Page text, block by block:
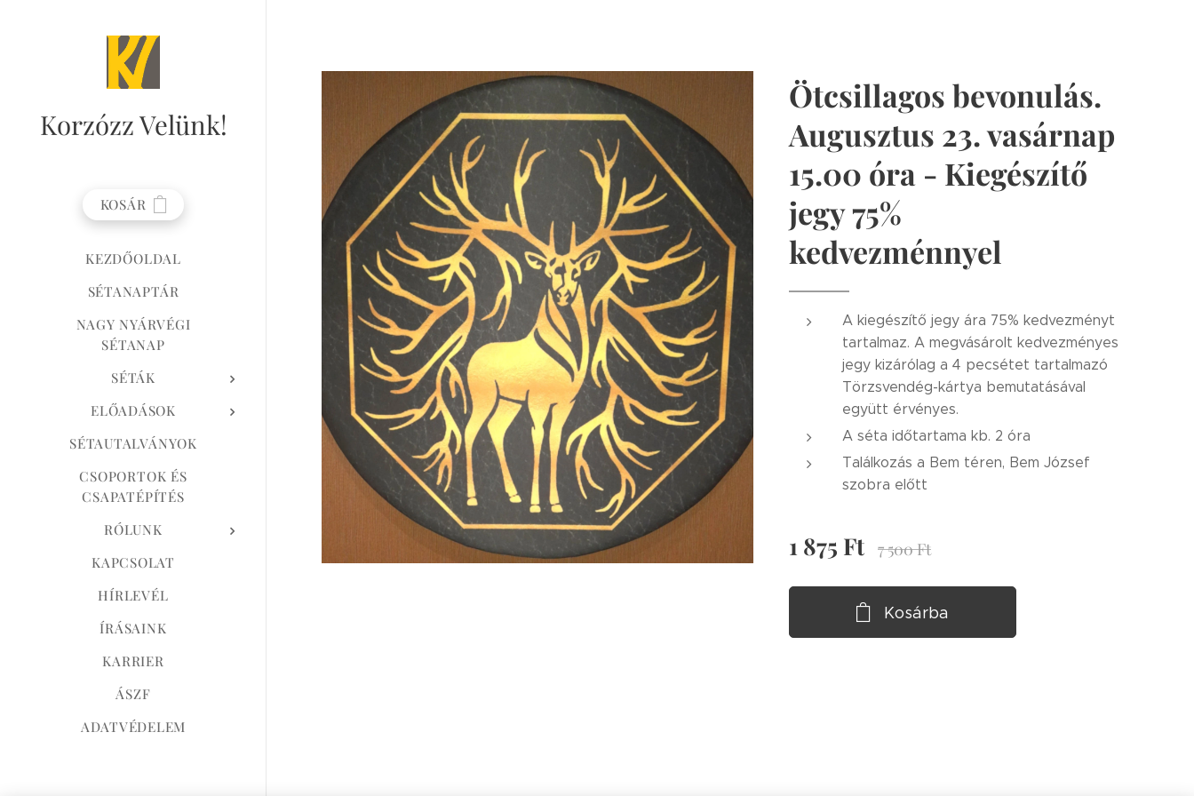
KorzózzVelünk!
KOSÁR
KEZDŐOLDAL
SÉTANAPTÁR
NAGY NYÁRVÉGI
SÉTANAP
SÉTÁK
ELŐADÁSOK
SÉTAUTALVÁNYOK
CSOPORTOK ÉS
CSAPATÉPÍTÉS
RÓLUNK
KAPCSOLAT
HÍRLEVÉL
ÍRÁSAINK
KARRIER
ÁSZF
ADATVÉDELEM
Ötcsillagos bevonulás.
Augusztus 23. vasárnap
15.00 óra - Kiegészítő
jegy 75%
kedvezménnyel
A kiegészítő jegy ára 75% kedvezményt
tartalmaz. A megvásárolt kedvezményes
jegy kizárólag a 4 pecsétet tartalmazó
Törzsvendég-kártya bemutatásával
együtt érvényes.
A séta időtartama kb. 2 óra
Találkozás a Bem téren, Bem József
szobra előtt
1 875 Ft 7 500Ft
Kosárba